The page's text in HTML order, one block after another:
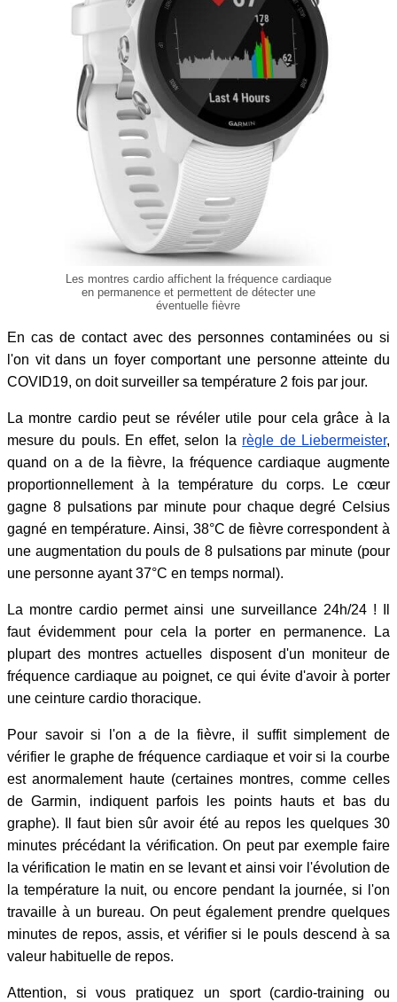
Les montres cardio affichent la fréquence cardiaque
en permanence et permettent de détecter une
éventuelle fièvre
En cas de contact avec des personnes contaminées ou si
l'on vit dans un foyer comportant une personne atteinte du
COVID19, on doit surveiller sa température 2 fois par jour.
La montre cardio peut se révéler utile pour cela grâce à la
mesure du pouls. En effet, selon la règle de Liebermeister,
quand on a de la fièvre, la fréquence cardiaque augmente
proportionnellement à la température du corps. Le cœur
gagne 8 pulsations par minute pour chaque degré Celsius
gagné en température. Ainsi, 38°C de fièvre correspondent à
une augmentation du pouls de 8 pulsations par minute (pour
une personne ayant 37°C en temps normal).
La montre cardio permet ainsi une surveillance 24h/24 ! Il
faut évidemment pour cela la porter en permanence. La
plupart des montres actuelles disposent d'un moniteur de
fréquence cardiaque au poignet, ce qui évite d'avoir à porter
une ceinture cardio thoracique.
Pour savoir si l'on a de la fièvre, il suffit simplement de
vérifier le graphe de fréquence cardiaque et voir si la courbe
est anormalement haute (certaines montres, comme celles
de Garmin, indiquent parfois les points hauts et bas du
graphe). Il faut bien sûr avoir été au repos les quelques 30
minutes précédant la vérification. On peut par exemple faire
la vérification le matin en se levant et ainsi voir l'évolution de
la température la nuit, ou encore pendant la journée, si l'on
travaille à un bureau. On peut également prendre quelques
minutes de repos, assis, et vérifier si le pouls descend à sa
valeur habituelle de repos.
Attention, si vous pratiquez un sport (cardio-training ou